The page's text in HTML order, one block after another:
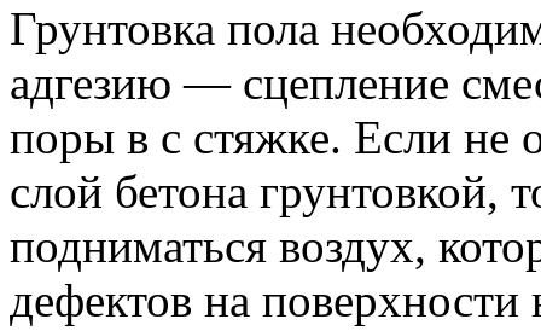
Грунтовка пола
адгезию — сцепление
поры в с стяжке. Если не
слой бетона грунтовкой,
подниматься воздух,
дефектов на